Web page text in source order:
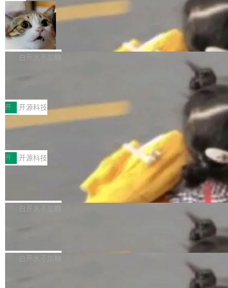
一在人才争夺战中失血的公司。六月，Google
连失两员大将：Noam Shazeer 去了 Op...
er HE-AAC 960 解码 (DAB+) transpose_cuda
filter 添加 AMF Frame Rate Converter (vf_frc
_amf) filter SMPTE 2094-50 元数据支持和直
通 ProRes RAW VideoToolbox 硬件加速器 AP
V ...
Code 在 X 上发帖：「DeepSeek Flash did 8T
tokens on August 1st. 5T of free usage + 3T
on OpenCode Go.」79.8 万次浏览，连带着 #
DeepSeek一天消耗了8万亿# 上了微博热搜——
注意这是 OpenCode 一家的消耗。 OpenCode
不完。」5T 来自免费额度，3T 来自 Go...
局
NetBSD 11.0 正式发布
NetBSD 11.0 现已正式发布，这是 NetBSD 操
作系统的第十八个主要版本。 自 NetBSD 10.1
ve JH71XX 的设备，例如 VisionFive 2、PINE
64 STAR64，以及 QEMU。 增强了对 POSIX.1
-2024 和 C23 编程接口标准的兼容性。 compat
_linux(8) 增强了对 Linux 系统调用的支持，包
括 epoll（围绕 kqueue 实现）、POSIX 消息队
列、...
白开水不加糖
案
享会在上海举办。鸿蒙生态的全场景智慧营销平
台鲸鸿动能协同华为游戏中心，面向游戏行业开
发者及生态伙伴，系统呈现了平台在游戏领域的
完整能力版图——从IAP高价值用户的全周期经
营、到IAA游戏的“买变一体”正循环、再到联运与
广告协同的全链路经营闭环，以及面向全球市场
的出海增长布局。 华为终端云业务商业化销售负
责人在开场致辞中表示，游戏开发者的核心诉求
已不再是“多一个投放渠道”，而是一套能够持续
高质量游戏...
开 开源科技
技嘉X3D系列再添新成员 B850 AORU
面向AMD Ryzen X3D处理器玩家，技嘉X3D系
列主板阵容迎来新成员——B850 AORUS ELITE
X3D。作为面向主流高性能平台打造的全新主板
产品，B850 AORUS ELITE X3D延续技嘉在X3
D平台优化上的技术积累，旨在为游戏玩家带来
更稳定、更高效的装机选择。 B850 AORUS ELI
式2.0，可根据不同使用场景释放处理器潜力，
开 开源科技
Zadig v5.0 发布：AI 发布专员与 AI 审
我们团队这几天最大的卡点不是 AI 写得不够
好，是 AI 写得太好了。 好到审查排期从两天的
过 1528 名开发者，85% 说 AI 把瓶颈从写代码
白开水不加糖
数据库，有一个图形后端。作为一个原生的 Gra
白开水不加糖